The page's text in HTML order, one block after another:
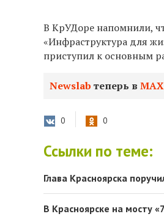
В КрУДоре напомнили,
«Инфраструктура для
приступил к основным
Newslab теперь вМАХ
0 0
Ссылки по теме:
Глава Красноярска
В Красноярске на мосту